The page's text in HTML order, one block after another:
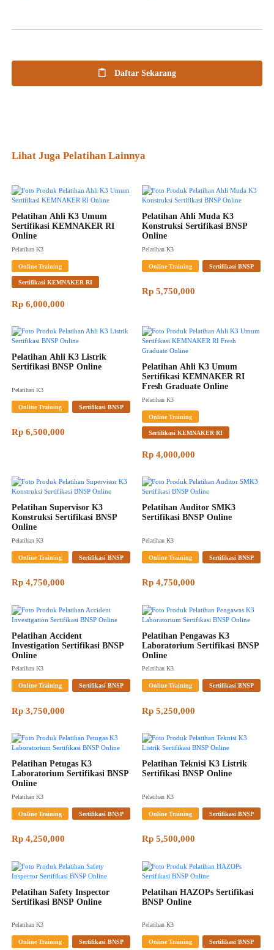
Daftar Sekarang
Lihat Juga Pelatihan Lainnya
Pelatihan Ahli K3 Umum
Sertifikasi KEMNAKER RI
Online
Pelatihan K3
Online Training
Sertifikasi KEMNAKER RI
Rp 6,000,000
Pelatihan Ahli Muda K3
Konstruksi Sertifikasi BNSP
Online
Pelatihan K3
Online Training Sertifikasi BNSP
Rp 5,750,000
Pelatihan Ahli K3 Listrik
Sertifikasi BNSP Online
Pelatihan K3
Online Training Sertifikasi BNSP
Rp 6,500,000
Pelatihan Ahli K3 Umum
Sertifikasi KEMNAKER RI
Fresh Graduate Online
Pelatihan K3
Online Training
Sertifikasi KEMNAKER RI
Rp 4,000,000
Pelatihan Supervisor K3
Konstruksi Sertifikasi BNSP
Online
Pelatihan K3
Online Training Sertifikasi BNSP
Rp 4,750,000
Pelatihan Auditor SMK3
Sertifikasi BNSP Online
Pelatihan K3
Online Training Sertifikasi BNSP
Rp 4,750,000
Pelatihan Accident
Investigation Sertifikasi BNSP
Online
Pelatihan K3
Online Training Sertifikasi BNSP
Rp 3,750,000
Pelatihan Pengawas K3
Laboratorium Sertifikasi BNSP
Online
Pelatihan K3
Online Training Sertifikasi BNSP
Rp 5,250,000
Pelatihan Petugas K3
Laboratorium Sertifikasi BNSP
Online
Pelatihan K3
Online Training Sertifikasi BNSP
Rp 4,250,000
Pelatihan Teknisi K3 Listrik
Sertifikasi BNSP Online
Pelatihan K3
Online Training Sertifikasi BNSP
Rp 5,500,000
Pelatihan Safety Inspector
Sertifikasi BNSP Online
Pelatihan K3
Online Training Sertifikasi BNSP
Pelatihan HAZOPs Sertifikasi
BNSP Online
Pelatihan K3
Online Training Sertifikasi BNSP